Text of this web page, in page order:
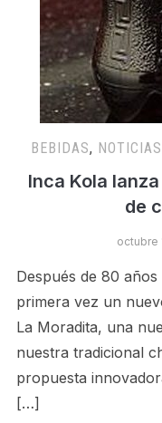
BEBIDAS,
Inca Kola
de
octubre
Después de 80
primera vez un
La Moradita, una
nuestra tradicional
propuesta
[…]